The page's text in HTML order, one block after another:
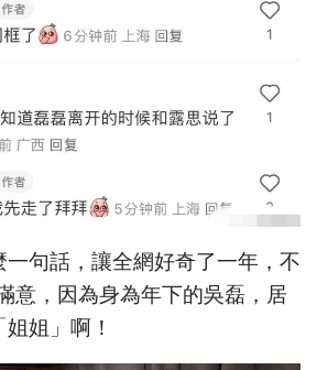
句話，讓全網好奇了一年，不
意，因為身為年下的吳磊，居
姐」啊！